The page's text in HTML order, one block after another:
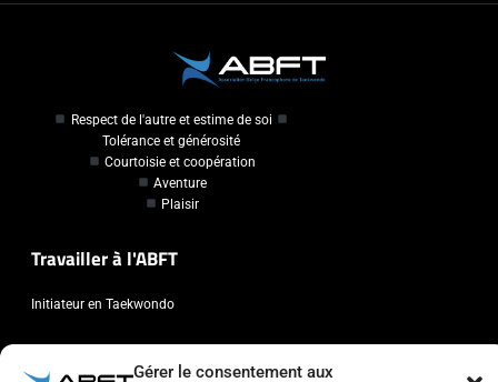
Gérer le consentement aux
Respect de l'autre et estime de soi
Tolérance et générosité
Courtoisie et coopération
Aventure
Plaisir
Travailler à l'ABFT
Initiateur en Taekwondo